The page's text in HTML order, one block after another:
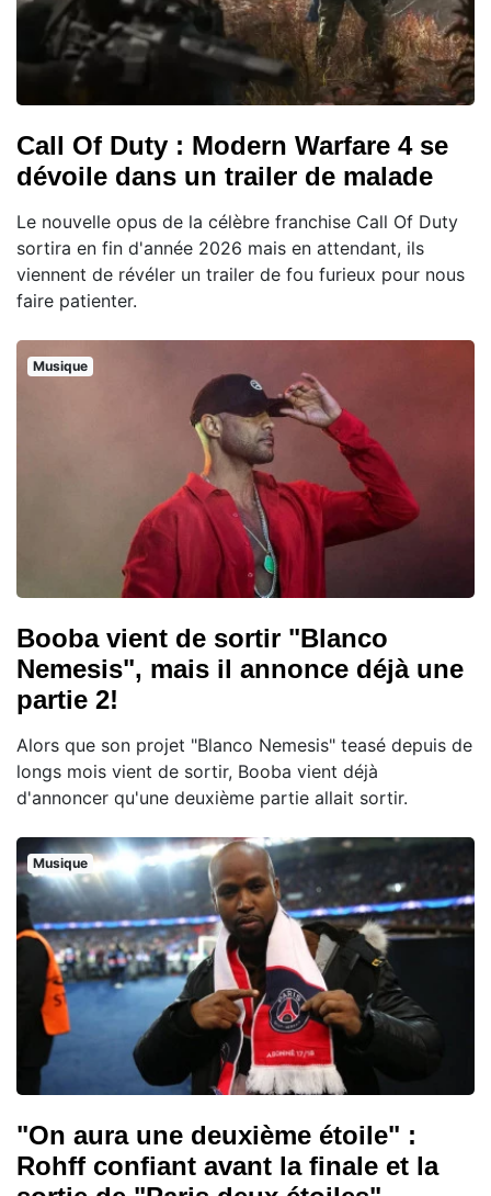
Call Of Duty : Modern Warfare 4 se
dévoile dans un trailer de malade
Le nouvelle opus de la célèbre franchise Call Of Duty
sortira en fin d'année 2026 mais en attendant, ils
viennent de révéler un trailer de fou furieux pour nous
faire patienter.
Musique
Booba vient de sortir "Blanco
Nemesis", mais il annonce déjà une
partie 2!
Alors que son projet "Blanco Nemesis" teasé depuis de
longs mois vient de sortir, Booba vient déjà
d'annoncer qu'une deuxième partie allait sortir.
Musique
"On aura une deuxième étoile" :
Rohff confiant avant la finale et la